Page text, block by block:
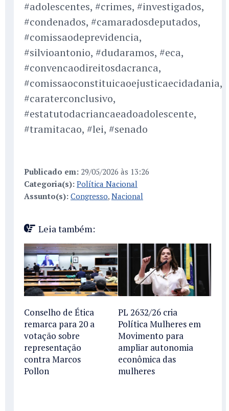
#adolescentes, #crimes, #investigados,
#condenados, #camaradosdeputados,
#comissaodeprevidencia,
#silvioantonio, #dudaramos, #eca,
#convencaodireitosdacranca,
#comissaoconstituicaoejusticaecidadania,
#caraterconclusivo,
#estatutodacriancaeadoadolescente,
#tramitacao, #lei, #senado
Publicado em: 29/05/2026 às 13:26
Categoria(s): Política Nacional
Assunto(s): Congresso, Nacional
Leia também:
Conselho de Ética
remarca para 20 a
votação sobre
representação
contra Marcos
Pollon
PL 2632/26 cria
Política Mulheres em
Movimento para
ampliar autonomia
econômica das
mulheres